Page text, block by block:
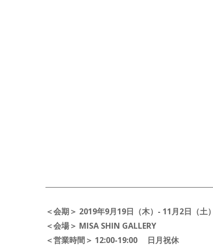
＜会期＞ 2019年9月19日（木）- 11月2日（土）
＜会場＞ MISA SHIN GALLERY
＜営業時間＞ 12:00-19:00 日月祝休